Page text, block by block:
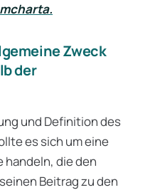
Zweck
der
und Definition des
es sich um eine
handeln, die den
Beitrag zu den